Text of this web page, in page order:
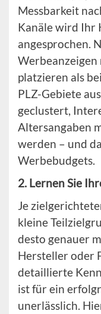
Messbarkeit
Kanäle wird Ihr
angesprochen.
platzieren als
PLZ-Gebiete
geclustert,
Altersangaben
werden – und
Werbebudgets.
2. Lernen Sie
Je
kleine
desto genauer
Hersteller oder
detaillierte
ist für ein
unerlässlich.